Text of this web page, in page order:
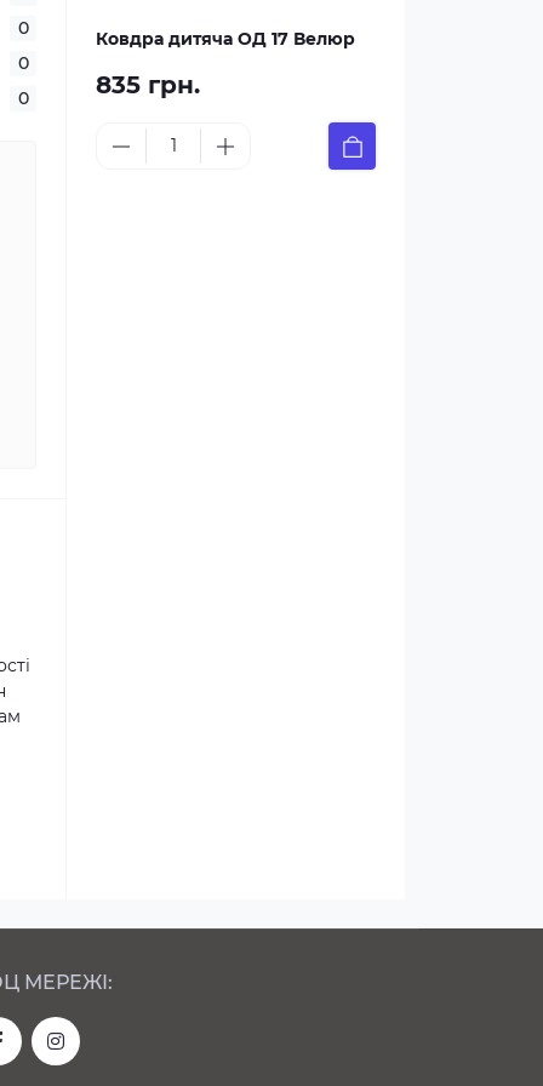
0
0
0
Ковдра дитяча ОД 17 Велюр
835 грн.
МЕРЕЖІ: